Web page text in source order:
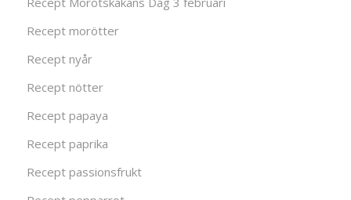
Recept morötter
Recept nyår
Recept nötter
Recept papaya
Recept paprika
Recept passionsfrukt